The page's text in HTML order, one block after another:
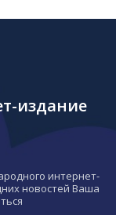
издание
интернет-
новостей Ваша